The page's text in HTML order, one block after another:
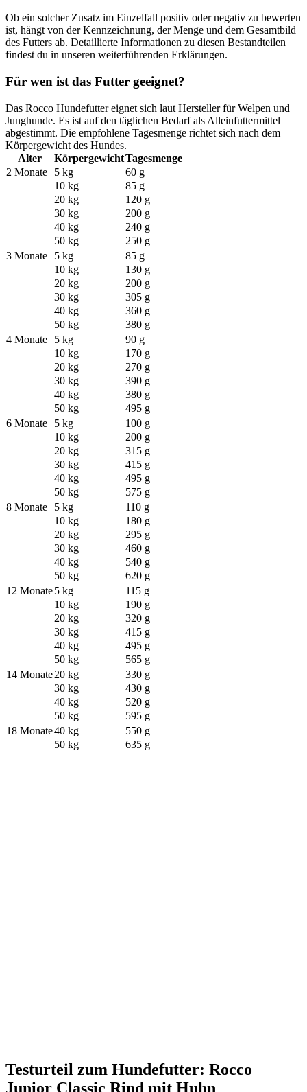
Ob ein solcher Zusatz im Einzelfall positiv oder negativ zu bewerten
ist, hängt von der Kennzeichnung, der Menge und dem Gesamtbild
des Futters ab. Detaillierte Informationen zu diesen Bestandteilen
findest du in unseren weiterführenden Erklärungen.
Für wen ist das Futter geeignet?
Das Rocco Hundefutter eignet sich laut Hersteller für Welpen und
Junghunde. Es ist auf den täglichen Bedarf als Alleinfuttermittel
abgestimmt. Die empfohlene Tagesmenge richtet sich nach dem
Körpergewicht des Hundes.
Alter
KörpergewichtTagesmenge
2 Monate
5 kg
60 g
10 kg
85 g
20 kg
120 g
30 kg
200 g
40 kg
240 g
50 kg
250 g
3 Monate
5 kg
85 g
10 kg
130 g
20 kg
200 g
30 kg
305 g
40 kg
360 g
50 kg
380 g
4 Monate
5 kg
90 g
10 kg
170 g
20 kg
270 g
30 kg
390 g
40 kg
380 g
50 kg
495 g
6 Monate
5 kg
100 g
10 kg
200 g
20 kg
315 g
30 kg
415 g
40 kg
495 g
50 kg
575 g
8 Monate
5 kg
110 g
10 kg
180 g
20 kg
295 g
30 kg
460 g
40 kg
540 g
50 kg
620 g
12 Monate5 kg
115 g
10 kg
190 g
20 kg
320 g
30 kg
415 g
40 kg
495 g
50 kg
565 g
14 Monate20 kg
330 g
30 kg
430 g
40 kg
520 g
50 kg
595 g
18 Monate40 kg
550 g
50 kg
635 g
Testurteil zum Hundefutter: Rocco
Junior Classic Rind mit Huhn